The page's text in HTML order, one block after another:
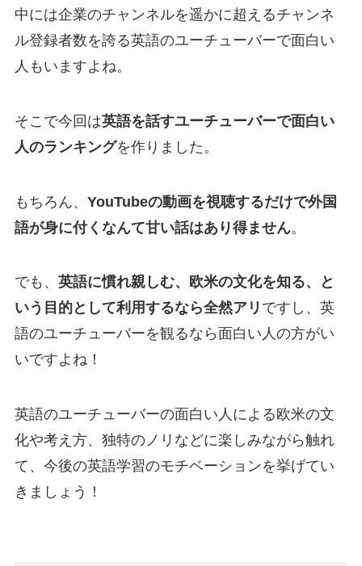
中には企業のチャンネルを遥かに超えるチャンネ
ル登録者数を誇る英語のユーチューバーで面白い
人もいますよね。
そこで今回は英語を話すユーチューバーで面白い
人のランキングを作りました。
もちろん、 YouTubeの動画を視聴するだけで外国
語が身に付くなんて甘い話はあり得ません。
でも、 英語に慣れ親しむ、欧米の文化を知る、と
いう目的として利用するなら全然アリ ですし、英
語のユーチューバーを観るなら面白い人の方がい
いですよね！
英語のユーチューバーの面白い人による欧米の文
化や考え方、独特のノリなどに楽しみながら触れ
て、今後の英語学習のモチベーションを挙げてい
きましょう！